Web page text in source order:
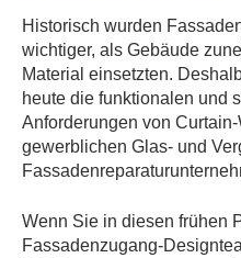
Historisch wurden
wichtiger, als Gebäude
Material einsetzten.
heute die funktionalen und
Anforderungen von
gewerblichen Glas- und
Wenn Sie in diesen frühen
Fassadenzugang-